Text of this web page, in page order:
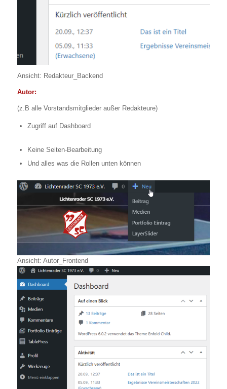
Ansicht: Redakteur_Backend
Autor:
(z.B alle Vorstandsmitglieder außer Redakteure)
Zugriff auf Dashboard
Keine Seiten-Bearbeitung
Und alles was die Rollen unten können
Ansicht: Autor_Frontend